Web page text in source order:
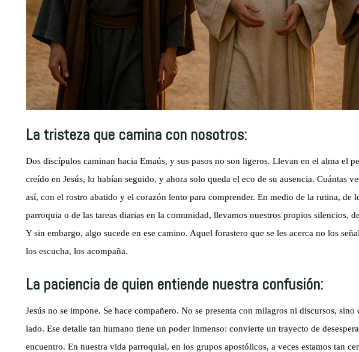
La tristeza que camina con nosotros:
Dos discípulos caminan hacia Emaús, y sus pasos no son ligeros. Llevan en el alma el
creído en Jesús, lo habían seguido, y ahora solo queda el eco de su ausencia. Cuántas
así, con el rostro abatido y el corazón lento para comprender. En medio de la rutina, de
parroquia o de las tareas diarias en la comunidad, llevamos nuestros propios silencios,
Y sin embargo, algo sucede en ese camino. Aquel forastero que se les acerca no los
los escucha, los acompaña.
La paciencia de quien entiende nuestra confusión:
Jesús no se impone. Se hace compañero. No se presenta con milagros ni discursos,
lado. Ese detalle tan humano tiene un poder inmenso: convierte un trayecto de
encuentro. En nuestra vida parroquial, en los grupos apostólicos, a veces estamos tan